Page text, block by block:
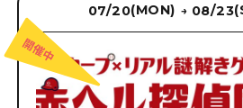
07/20(MON) → 08/23